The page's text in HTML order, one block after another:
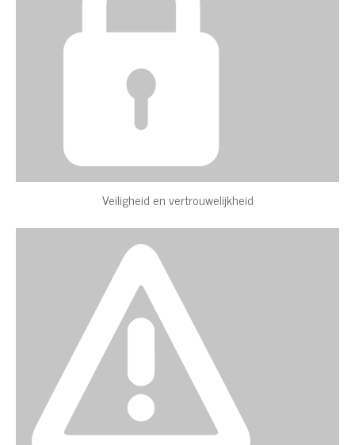
Veiligheid en vertrouwelijkheid